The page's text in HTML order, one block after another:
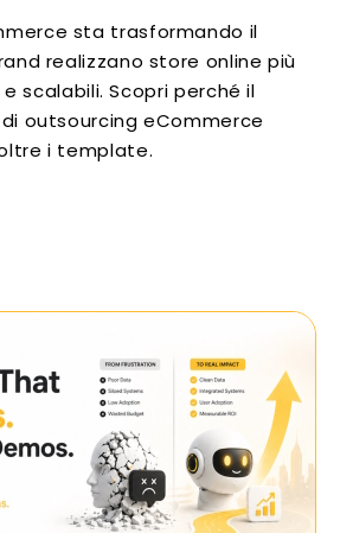
sta trasformando il
realizzano store online più
scalabili. Scopri perché il
outsourcing eCommerce
i template.